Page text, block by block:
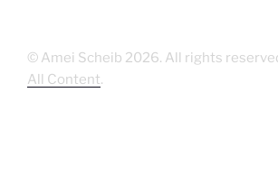
© Amei Scheib 2026. All rights
All Content.